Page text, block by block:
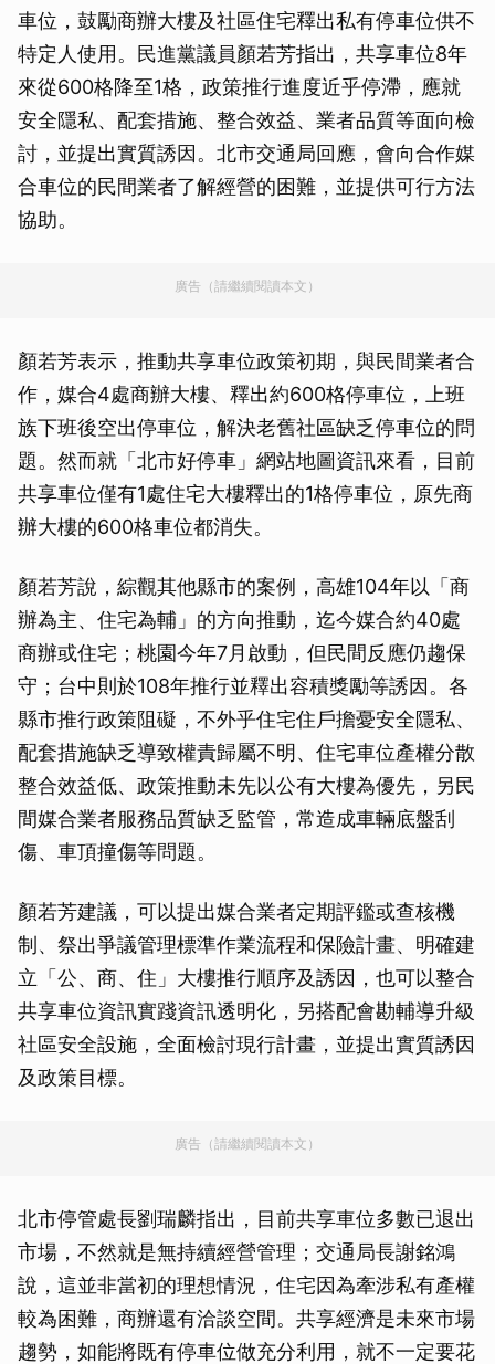
車位，鼓勵商辦大樓及社區住宅釋出私有停車位供不
特定人使用。民進黨議員顏若芳指出，共享車位8年
來從600格降至1格，政策推行進度近乎停滯，應就
安全隱私、配套措施、整合效益、業者品質等面向檢
討，並提出實質誘因。北市交通局回應，會向合作媒
合車位的民間業者了解經營的困難，並提供可行方法
協助。
廣告（請繼續閱讀本文）
顏若芳表示，推動共享車位政策初期，與民間業者合
作，媒合4處商辦大樓、釋出約600格停車位，上班
族下班後空出停車位，解決老舊社區缺乏停車位的問
題。然而就「北市好停車」網站地圖資訊來看，目前
共享車位僅有1處住宅大樓釋出的1格停車位，原先商
辦大樓的600格車位都消失。
顏若芳說，綜觀其他縣市的案例，高雄104年以「商
辦為主、住宅為輔」的方向推動，迄今媒合約40處
商辦或住宅；桃園今年7月啟動，但民間反應仍趨保
守；台中則於108年推行並釋出容積獎勵等誘因。各
縣市推行政策阻礙，不外乎住宅住戶擔憂安全隱私、
配套措施缺乏導致權責歸屬不明、住宅車位產權分散
整合效益低、政策推動未先以公有大樓為優先，另民
間媒合業者服務品質缺乏監管，常造成車輛底盤刮
傷、車頂撞傷等問題。
顏若芳建議，可以提出媒合業者定期評鑑或查核機
制、祭出爭議管理標準作業流程和保險計畫、明確建
立「公、商、住」大樓推行順序及誘因，也可以整合
共享車位資訊實踐資訊透明化，另搭配會勘輔導升級
社區安全設施，全面檢討現行計畫，並提出實質誘因
及政策目標。
廣告（請繼續閱讀本文）
北市停管處長劉瑞麟指出，目前共享車位多數已退出
市場，不然就是無持續經營管理；交通局長謝銘鴻
說，這並非當初的理想情況，住宅因為牽涉私有產權
較為困難，商辦還有洽談空間。共享經濟是未來市場
趨勢，如能將既有停車位做充分利用，就不一定要花